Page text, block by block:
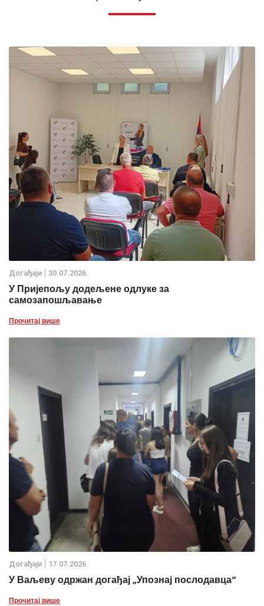
Дoгађаjи 30.07.2026.
У Пријепољу додељене одлуке за
самозапошљавање
Прочитај више
Дoгађаjи 17.07.2026.
У Ваљеву одржан догађај „Упознај послодавца“
Прочитај више